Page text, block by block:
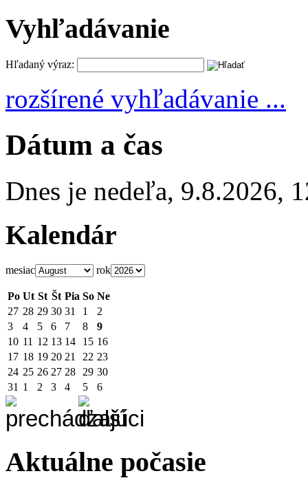
Vyhľadávanie
Hľadaný výraz:
rozšírené vyhľadávanie ...
Dátum a čas
Dnes je nedeľa, 9.8.2026,
Kalendár
mesiac rok
Po Ut St Št Pia So Ne
27 28 29 30 31 1
2
3
4 5 6 7 8
9
10 11 12 13 14 15 16
17 18 19 20 21 22 23
24 25 26 27 28 29 30
31 1 2 3 4 5 6
Aktuálne počasie